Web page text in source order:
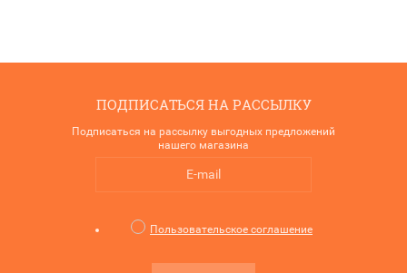
ПОДПИСАТЬСЯ НА РАССЫЛКУ
Подписаться на рассылку выгодных предложений
нашего магазина
Пользовательское соглашение